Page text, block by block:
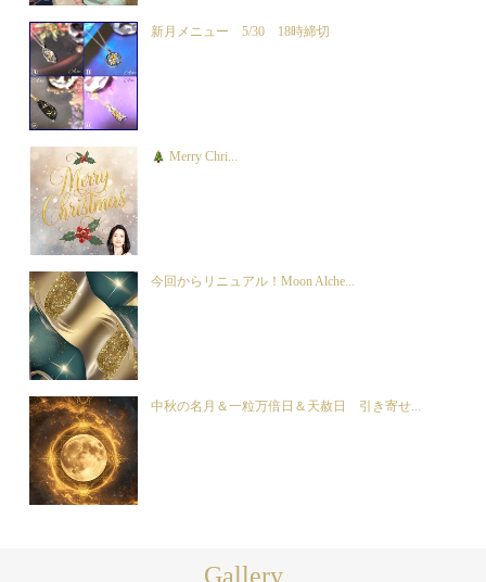
新月メニュー 5/30 18時締切
Merry Chri...
今回からリニュアル！Moon Alche...
中秋の名月＆一粒万倍日＆天赦日 引き寄せ...
Gallery